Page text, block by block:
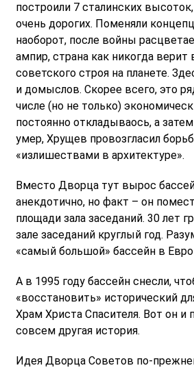
построили 7 сталинских
очень дорогих. Поменяли
наоборот, после войны
ампир, страна как никогда верит
советского строя на планете.
и домыслов. Скорее всего, это
числе (но не только)
постоянно откладываось, а
умер, Хрущев провозгласил
«излишествами в архитектуре».
Вместо Дворца тут вырос
анекдотично, но факт – он
площади зала заседаний. 30 лет
зале заседаний круглый год.
«самый большой» бассейн в
А в 1995 году бассейн снесли,
«восстановить» исторический
Храм Христа Спасителя. Вот он и
совсем другая история.
Идея Дворца Советов по-